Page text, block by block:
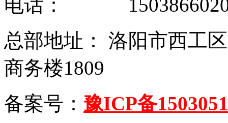
电话：
总部地址： 洛阳市西工
商务楼1809
备案号： 豫ICP备